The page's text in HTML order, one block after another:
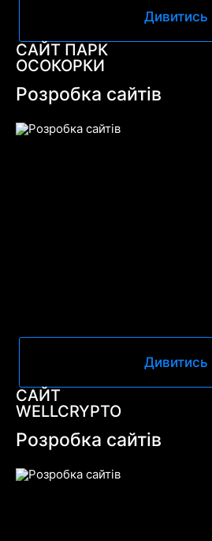
Дивитись
САЙТ ПАРК
ОСОКОРКИ
Розробка сайтів
Дивитись
САЙТ
WELLCRYPTO
Розробка сайтів